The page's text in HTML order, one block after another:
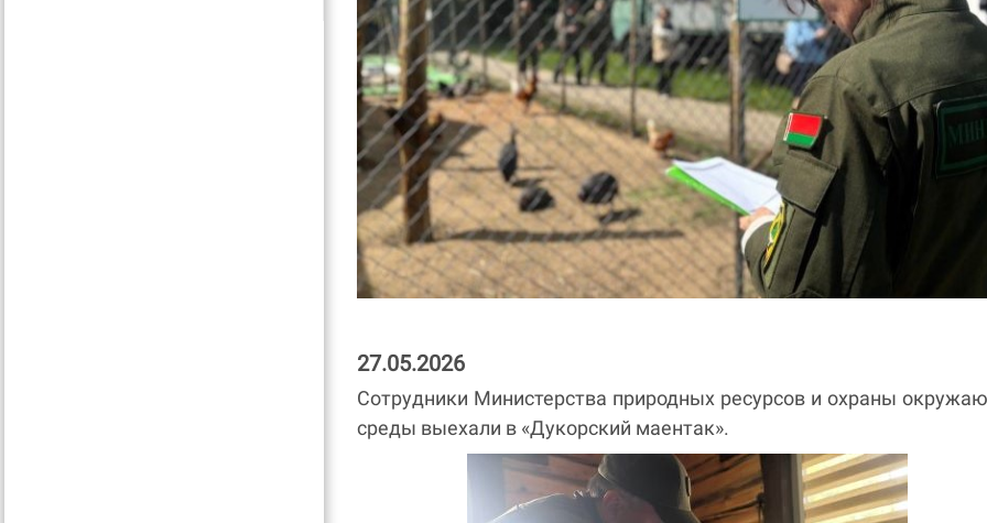
27.05.2026
Сотрудники Министерства природных ресурсов и охраны
среды выехали в «Дукорский маентак».